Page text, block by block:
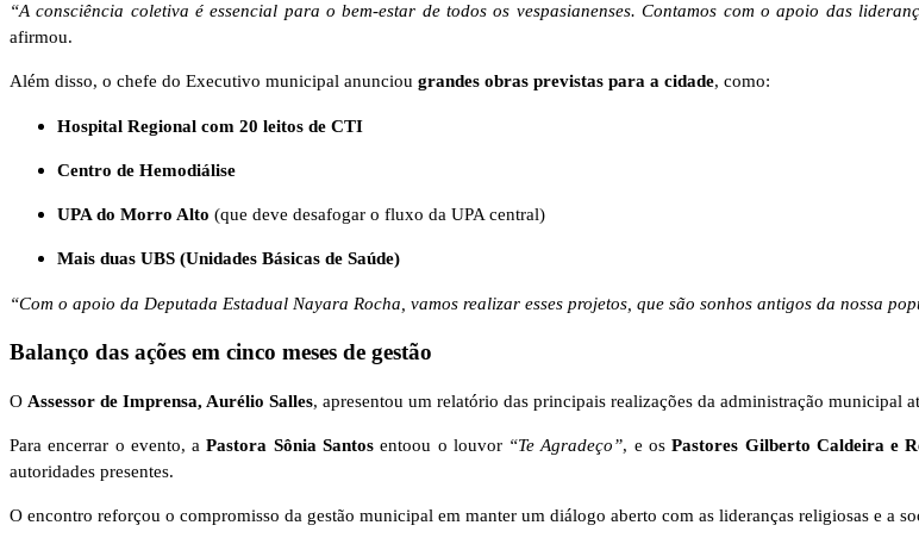
“A consciência coletiva é essencial para o bem-estar de todos os vespasianenses. Contamos com o apoio das
afirmou.
Além disso, o chefe do Executivo municipal anunciou grandes obras previstas para a cidade, como:
Hospital Regional com 20 leitos de CTI
Centro de Hemodiálise
UPA do Morro Alto (que deve desafogar o fluxo da UPA central)
Mais duas UBS (Unidades Básicas de Saúde)
“Com o apoio da Deputada Estadual Nayara Rocha, vamos realizar esses projetos, que são sonhos antigos da nossa
Balanço das ações em cinco meses de gestão
O Assessor de Imprensa, Aurélio Salles, apresentou um relatório das principais realizações da administração municipal
Para encerrar o evento, aPastora Sônia Santos entoou o louvor “Te Agradeço”, e osPastores Gilberto Caldeira e
autoridades presentes.
O encontro reforçou o compromisso da gestão municipal em manter um diálogo aberto com as lideranças religiosas e a